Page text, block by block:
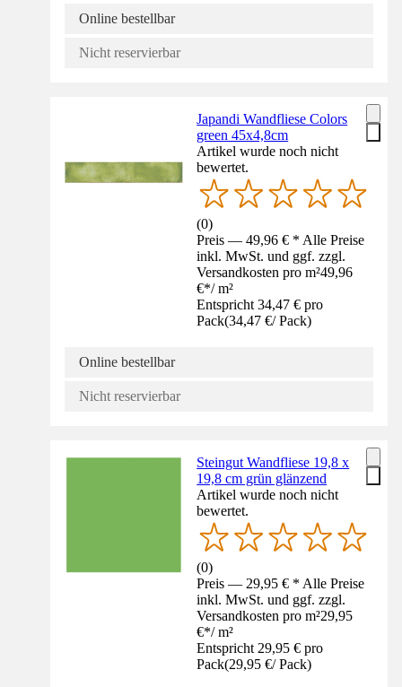
Online bestellbar
Nicht reservierbar
Japandi Wandfliese Colors
green 45x4,8cm
Artikel wurde noch nicht
bewertet.
(0)
Preis — 49,96 € * Alle Preise
inkl. MwSt. und ggf. zzgl.
Versandkosten pro m²49,96
€*/ m²
Entspricht 34,47 € pro
Pack(34,47 €/ Pack)
Online bestellbar
Nicht reservierbar
Steingut Wandfliese 19,8 x
19,8 cm grün glänzend
Artikel wurde noch nicht
bewertet.
(0)
Preis — 29,95 € * Alle Preise
inkl. MwSt. und ggf. zzgl.
Versandkosten pro m²29,95
€*/ m²
Entspricht 29,95 € pro
Pack(29,95 €/ Pack)